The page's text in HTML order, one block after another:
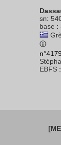
sn:
base :
EBFS :